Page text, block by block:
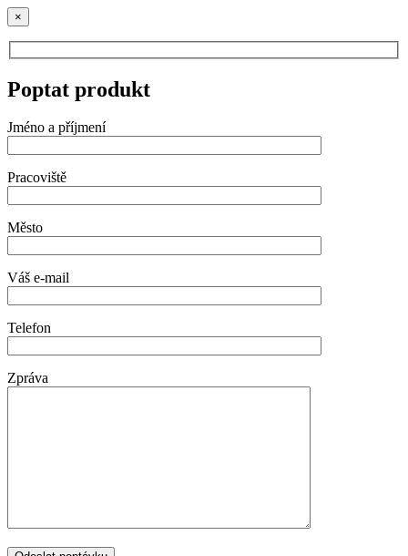
×
Poptat produkt
Jméno a příjmení
Pracoviště
Město
Váš e-mail
Telefon
Zpráva